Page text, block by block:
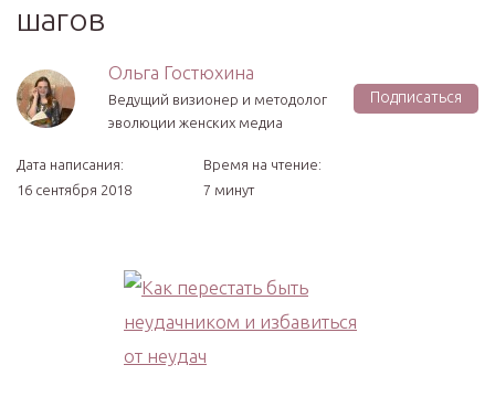
шагов
Ольга Гостюхина
Ведущий визионер и методолог
эволюции женских медиа
Подписаться
Дата написания:
16 сентября 2018
Время на чтение:
7 минут